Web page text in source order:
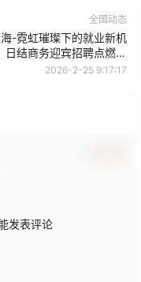
全国动态
海-霓虹璀璨下的就业新机
日结商务迎宾招聘点燃城
市夜场活力
2026-2-25 9:17:17
发表评论